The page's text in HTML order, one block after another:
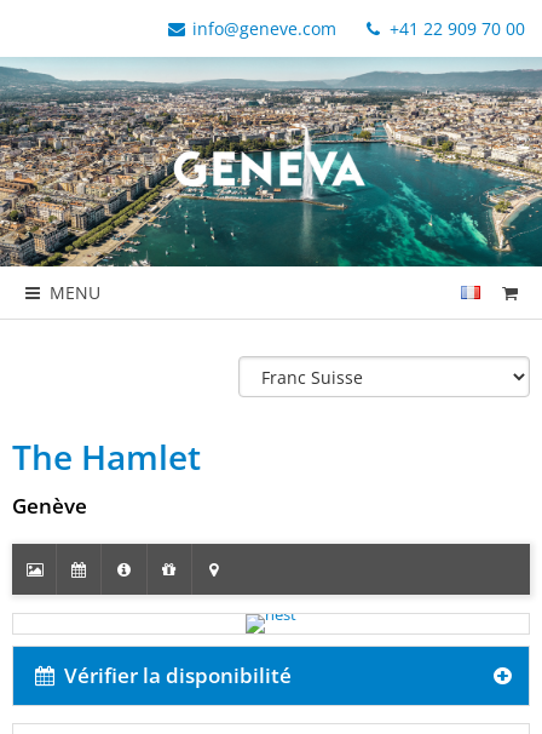
info@geneve.com +41 22 909 70 00
MENU
The Hamlet
Genève
Vérifier la disponibilité